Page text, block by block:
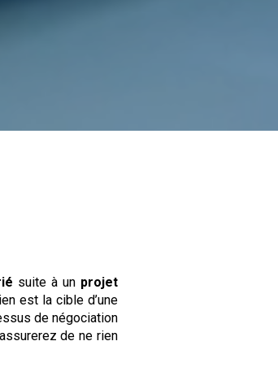
suite à un projet
est la cible d’une
de négociation
de ne rien